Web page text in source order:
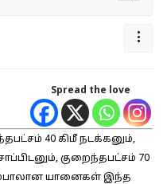
Spread the love
40 கிமீ நடக்கனும்,
குறைந்தபட்சம் 70
யானைகள் இந்த